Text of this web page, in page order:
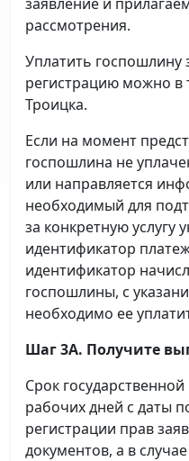
рассмотрения.
Уплатить госпошлину
регистрацию можно
Троицка.
Если на момент
госпошлина не
или направляется
необходимый для
за конкретную услугу
идентификатор
идентификатор
госпошлины, с
необходимо ее
Шаг 3А. Получите
Срок
рабочих дней с даты
регистрации прав
документов, а в